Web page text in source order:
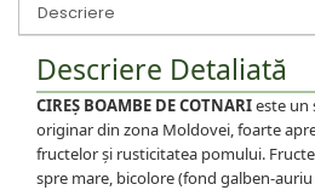
Descriere
Descriere Detaliată
CIREȘ BOAMBE DE COTNARIeste un
originar din zona Moldovei, foarte
fructelor și rusticitatea pomului.
spre mare, bicolore (fond galben-